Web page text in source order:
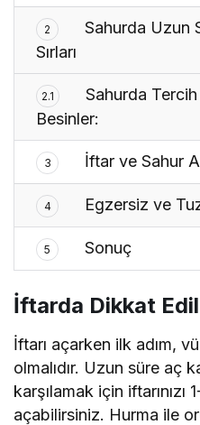
2
Sahurda Uzun
Sırları
2.1
Sahurda
Besinler:
3 İftar ve Sahur
4 Egzersiz ve
5 Sonuç
İftarda Dikkat
İftarı açarken ilk adım,
olmalıdır. Uzun süre aç
karşılamak için
açabilirsiniz. Hurma ile